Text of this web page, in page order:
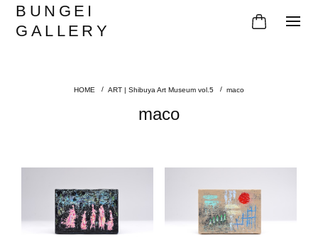
BUNGEI
GALLERY
ART | Shibuya Art Museum vol.5 maco
maco